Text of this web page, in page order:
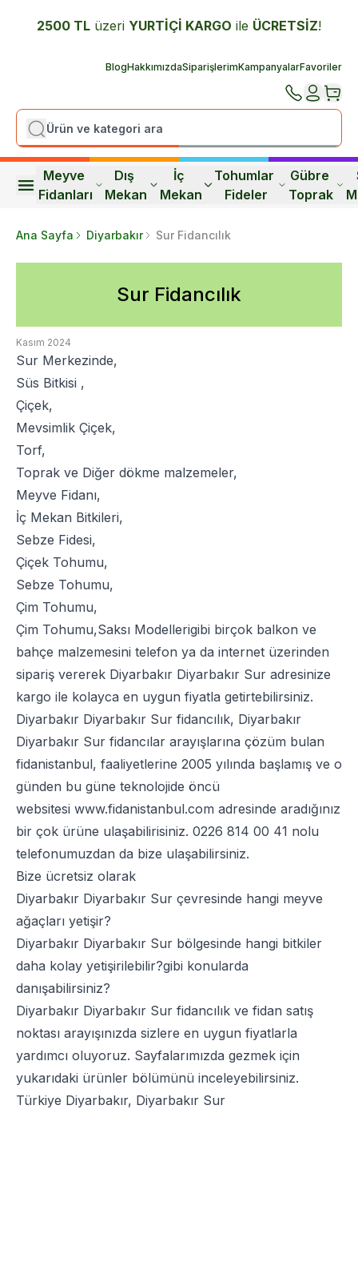
2500 TL üzeri YURTİÇİ KARGO ile ÜCRETSİZ!
BlogHakkımızdaSiparişlerimKampanyalarFavoriler
Meyve
Fidanları
Dış
Mekan
İç
Mekan
Tohumlar
Fideler
Gübre
Toprak
Ana Sayfa Diyarbakır Sur Fidancılık
Sur Fidancılık
Kasım 2024
Sur Merkezinde,
Süs Bitkisi ,
Çiçek,
Mevsimlik Çiçek,
Torf,
Toprak ve Diğer dökme malzemeler,
Meyve Fidanı,
İç Mekan Bitkileri,
Sebze Fidesi,
Çiçek Tohumu,
Sebze Tohumu,
Çim Tohumu,
Çim Tohumu,Saksı Modellerigibi birçok balkon ve
bahçe malzemesini telefon ya da internet üzerinden
sipariş vererek Diyarbakır Diyarbakır Sur adresinize
kargo ile kolayca en uygun fiyatla getirtebilirsiniz.
Diyarbakır Diyarbakır Sur fidancılık, Diyarbakır
Diyarbakır Sur fidancılar arayışlarına çözüm bulan
fidanistanbul, faaliyetlerine 2005 yılında başlamış ve o
günden bu güne teknolojide öncü
websitesi www.fidanistanbul.com adresinde aradığınız
bir çok ürüne ulaşabilirisiniz. 0226 814 00 41 nolu
telefonumuzdan da bize ulaşabilirsiniz.
Bize ücretsiz olarak
Diyarbakır Diyarbakır Sur çevresinde hangi meyve
ağaçları yetişir?
Diyarbakır Diyarbakır Sur bölgesinde hangi bitkiler
daha kolay yetişirilebilir?gibi konularda
danışabilirsiniz?
Diyarbakır Diyarbakır Sur fidancılık ve fidan satış
noktası arayışınızda sizlere en uygun fiyatlarla
yardımcı oluyoruz. Sayfalarımızda gezmek için
yukarıdaki ürünler bölümünü inceleyebilirsiniz.
Türkiye Diyarbakır, Diyarbakır Sur